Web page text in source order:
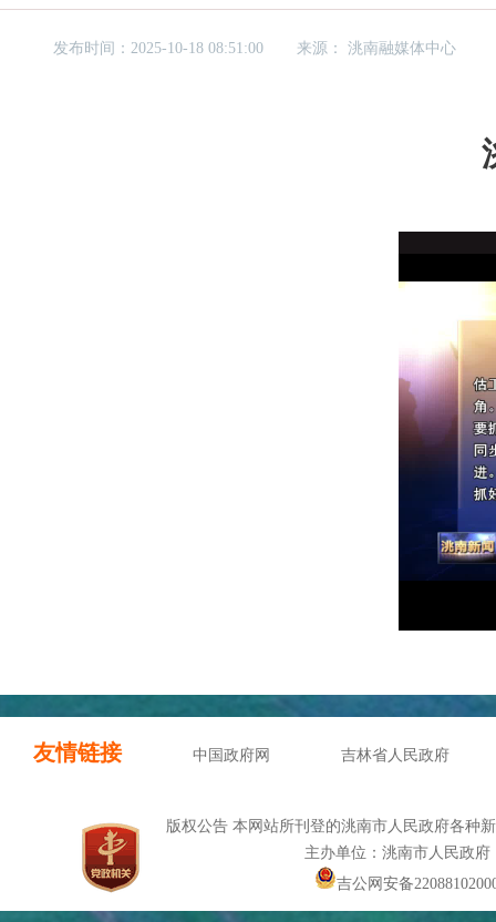
发布时间：2025-10-18 08:51:00 来源：洮南融媒体中心
友情链接 中国政府网 吉林省人民政府
版权公告 本网站所刊登的洮南市人民政府各种
主办单位：洮南市人民政
吉公网安备